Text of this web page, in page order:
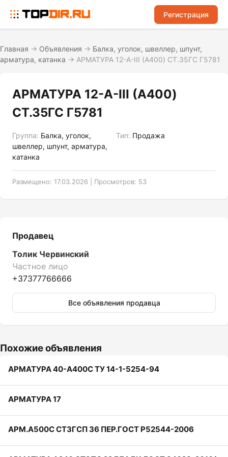
Регистрация
Главная → Объявления → Балка, уголок, швеллер, шпунт,
арматура, катанка → АРМАТУРА 12-А-III (А400) СТ.35ГС Г5781
АРМАТУРА 12-А-III (А400)
СТ.35ГС Г5781
Группа: Балка, уголок,
швеллер, шпунт, арматура,
катанка
Тип: Продажа
Размещено: 17.03.2026 | Просмотров: 53
Продавец
Толик Червинский
Частное лицо
+37377766666
Все объявления продавца
Похожие объявления
АРМАТУРА 40-А400С ТУ 14-1-5254-94
АРМАТУРА 17
АРМ.А500С СТ3ГСП 36 ПЕР.ГОСТ Р52544-2006